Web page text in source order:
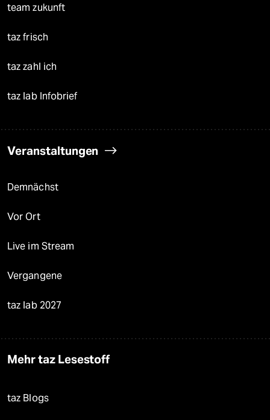
team zukunft
taz frisch
taz zahl ich
taz lab Infobrief
Veranstaltungen
Demnächst
Vor Ort
Live im Stream
Vergangene
taz lab 2027
Mehr taz Lesestoff
taz Blogs